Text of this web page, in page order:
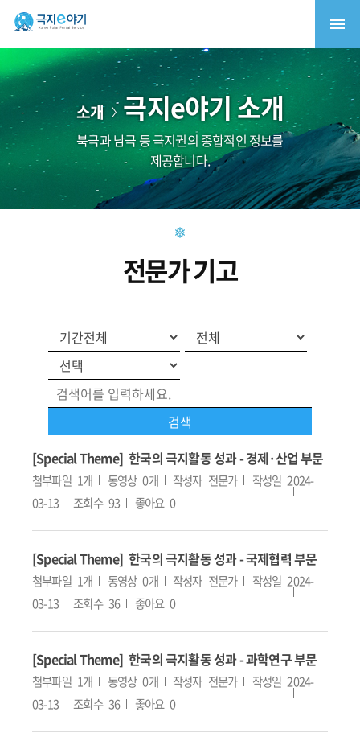
소개 극지e야기 소개
북극과 남극 등 극지권의 종합적인 정보를
제공합니다.
전문가 기고
[Special Theme] 한국의 극지활동 성과 - 경제·산업 부문
첨부파일 1개 동영상 0개 작성자 전문가 작성일 2024-
03-13
조회수 93 좋아요 0
[Special Theme] 한국의 극지활동 성과 - 국제협력 부문
첨부파일 1개 동영상 0개 작성자 전문가 작성일 2024-
03-13
조회수 36 좋아요 0
[Special Theme] 한국의 극지활동 성과 - 과학연구 부문
첨부파일 1개 동영상 0개 작성자 전문가 작성일 2024-
03-13
조회수 36 좋아요 0